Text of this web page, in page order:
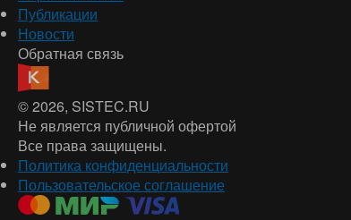
Публикации
Новости
Обратная связь
© 2026, SISTEC.RU
Не является публичной офертой
Все права защищены.
Политика конфиденциальности
Пользовательское соглашение